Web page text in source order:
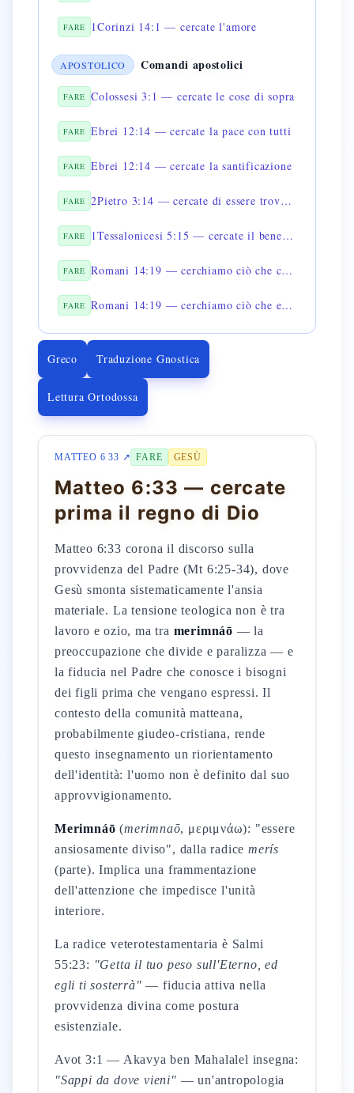
FARE 1Corinzi 14:1 — cercate l'amore
APOSTOLICO Comandi apostolici
FARE Colossesi 3:1 — cercate le cose di sopra
FARE Ebrei 12:14 — cercate la pace con tutti
FARE Ebrei 12:14 — cercate la santificazione
FARE 2Pietro 3:14 — cercate di essere trovati in pace
FARE 1Tessalonicesi 5:15 — cercate il bene gli uni degli altri
FARE Romani 14:19 — cerchiamo ciò che contribuisce alla pace
FARE Romani 14:19 — cerchiamo ciò che edifica
Greco Traduzione Gnostica
Lettura Ortodossa
MATTEO 6 33 ↗ FARE GESÙ
Matteo 6:33 — cercate
prima il regno di Dio
Matteo 6:33 corona il discorso sulla
provvidenza del Padre (Mt 6:25-34), dove
Gesù smonta sistematicamente l'ansia
materiale. La tensione teologica non è tra
lavoro e ozio, ma tra merimnáō — la
preoccupazione che divide e paralizza — e
la fiducia nel Padre che conosce i bisogni
dei figli prima che vengano espressi. Il
contesto della comunità matteana,
probabilmente giudeo-cristiana, rende
questo insegnamento un riorientamento
dell'identità: l'uomo non è definito dal suo
approvvigionamento.
Merimnáō (merimnaō, μεριμνάω): "essere
ansiosamente diviso", dalla radicemerís
(parte). Implica una frammentazione
dell'attenzione che impedisce l'unità
interiore.
La radice veterotestamentaria è Salmi
55:23: "Getta il tuo peso sull'Eterno, ed
egli ti sosterrà" — fiducia attiva nella
provvidenza divina come postura
esistenziale.
Avot 3:1 — Akavya ben Mahalalel insegna:
"Sappi da dove vieni" — un'antropologia